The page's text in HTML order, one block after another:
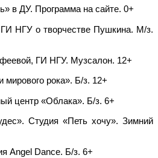
в ДУ. Программа на сайте. 0+
НГУ о творчестве Пушкина. М/з.
ГИ НГУ. Музсалон. 12+
мирового рока». Б/з. 12+
центр «Облака». Б/з. 6+
Студия «Петь хочу». Зимний
Angel Dance. Б/з. 6+